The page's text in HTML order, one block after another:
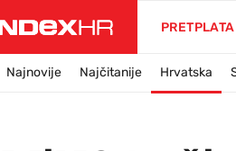
PRETPLATA
Najnovije Najčitanije Hrvatska